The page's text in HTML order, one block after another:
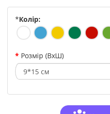
*Колір:
Розмір (ВхШ)